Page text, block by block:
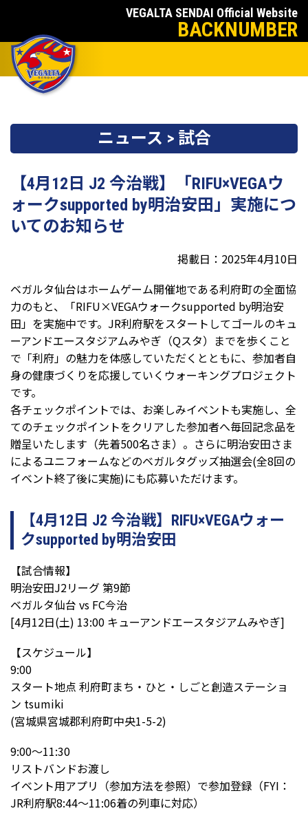
VEGALTA SENDAI Official Website
BACKNUMBER
ニュース > 試合
【4月12日 J2 今治戦】「RIFU×VEGAウ
ォークsupported by明治安田」実施につ
いてのお知らせ
掲載日：2025年4月10日
ベガルタ仙台はホームゲーム開催地である利府町の全面協
力のもと、「RIFU×VEGAウォークsupported by明治安
田」を実施中です。JR利府駅をスタートしてゴールのキュ
ーアンドエースタジアムみやぎ（Qスタ）までを歩くこと
で「利府」の魅力を体感していただくとともに、参加者自
身の健康づくりを応援していくウォーキングプロジェクト
です。
各チェックポイントでは、お楽しみイベントも実施し、全
てのチェックポイントをクリアした参加者へ毎回記念品を
贈呈いたします（先着500名さま）。さらに明治安田さま
によるユニフォームなどのベガルタグッズ抽選会(全8回の
イベント終了後に実施)にも応募いただけます。
【4月12日 J2 今治戦】RIFU×VEGAウォー
クsupported by明治安田
【試合情報】
明治安田J2リーグ 第9節
ベガルタ仙台 vs FC今治
[4月12日(土) 13:00 キューアンドエースタジアムみやぎ]
【スケジュール】
9:00
スタート地点 利府町まち・ひと・しごと創造ステーショ
ン tsumiki
(宮城県宮城郡利府町中央1-5-2)
9:00～11:30
リストバンドお渡し
イベント用アプリ（参加方法を参照）で参加登録（FYI：
JR利府駅8:44～11:06着の列車に対応）